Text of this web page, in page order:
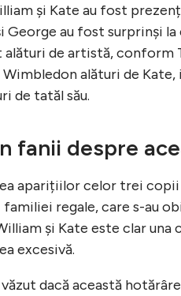
și Kate au fost
George au fost surprinși
de artistă, conform
alături de
de tatăl său.
fanii despre
aparițiilor celor trei
regale, care s-au
și Kate este clar
excesivă.
văzut dacă această